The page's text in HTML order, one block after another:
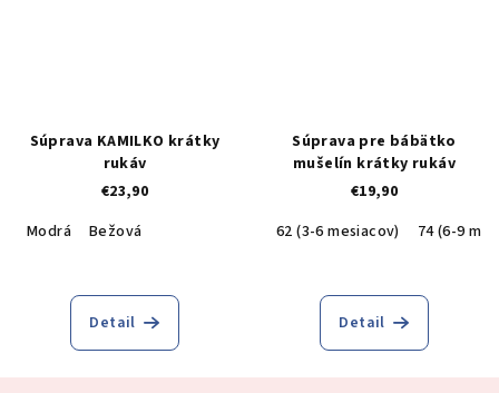
Súprava KAMILKO krátky
rukáv
€23,90
Modrá
Bežová
Detail
Súprava pre bábätko
mušelín krátky rukáv
€19,90
62 (3-6 mesiacov)
74 (6-9
Detail